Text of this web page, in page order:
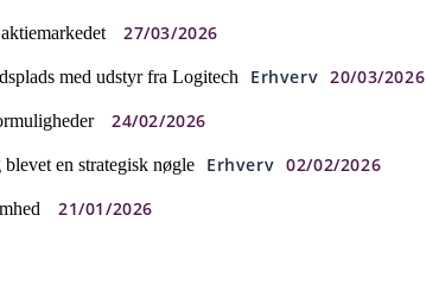
27/03/2026
med udstyr fra Logitech Erhverv 20/03/2026
24/02/2026
en strategisk nøgle Erhverv 02/02/2026
21/01/2026